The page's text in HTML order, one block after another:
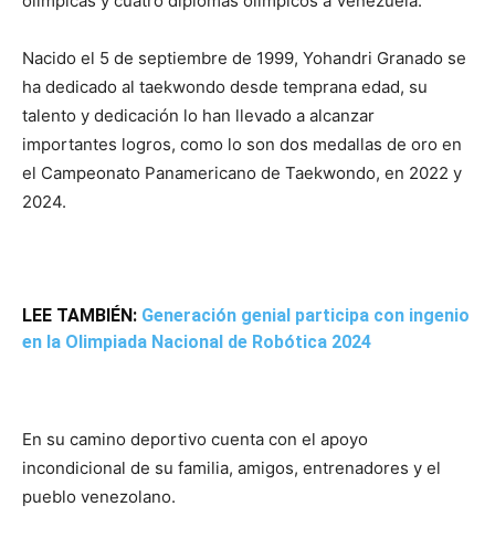
Nacido el 5 de septiembre de 1999, Yohandri Granado se
ha dedicado al taekwondo desde temprana edad, su
talento y dedicación lo han llevado a alcanzar
importantes logros, como lo son dos medallas de oro en
el Campeonato Panamericano de Taekwondo, en 2022 y
2024.
LEE TAMBIÉN: Generación genial participa con ingenio
en la Olimpiada Nacional de Robótica 2024
En su camino deportivo cuenta con el apoyo
incondicional de su familia, amigos, entrenadores y el
pueblo venezolano.